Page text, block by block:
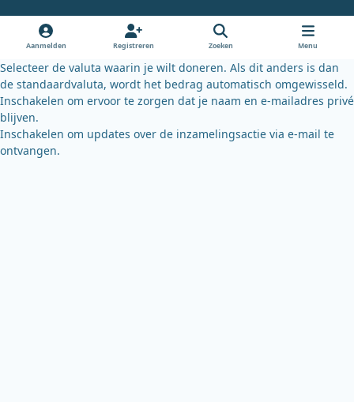
k
k
y
Aanmelden Registreren Zoeken Menu
Selecteer de valuta waarin je wilt doneren. Als dit anders is dan
de standaardvaluta, wordt het bedrag automatisch omgewisseld.
Inschakelen om ervoor te zorgen dat je naam en e-mailadres privé
blijven.
Inschakelen om updates over de inzamelingsactie via e-mail te
ontvangen.